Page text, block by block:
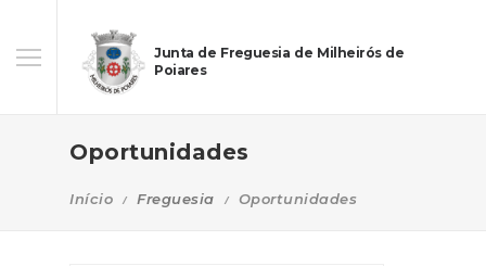
Junta de Freguesia de Milheirós de
Poiares
Oportunidades
Início Freguesia Oportunidades